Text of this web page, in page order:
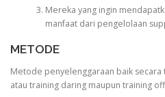
Mereka yang ingin
manfaat dari pengelolaan
METODE
Metode penyelenggaraan baik
atau training daring maupun training